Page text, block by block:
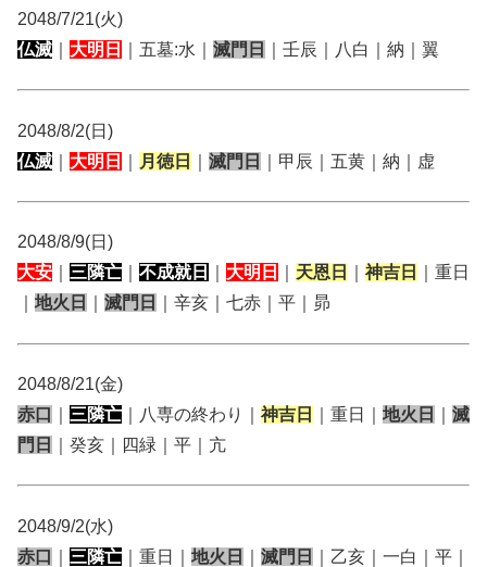
2048/7/21(火)
仏滅
大明日 ｜五墓:水｜ 滅門日 ｜壬辰｜八白｜納｜翼
2048/8/2(日)
仏滅
大明日 月徳日 滅門日 ｜甲辰｜五黄｜納｜虚
2048/8/9(日)
大安
三隣亡 不成就日 大明日 天恩日 神吉日
｜重日
地火日 滅門日 ｜辛亥｜七赤｜平｜昴
2048/8/21(金)
赤口
三隣亡 ｜八専の終わり｜ 神吉日 ｜重日｜ 地火日
滅
門日
｜癸亥｜四緑｜平｜亢
2048/9/2(水)
赤口
三隣亡 ｜重日｜ 地火日 滅門日
｜乙亥｜一白｜平｜